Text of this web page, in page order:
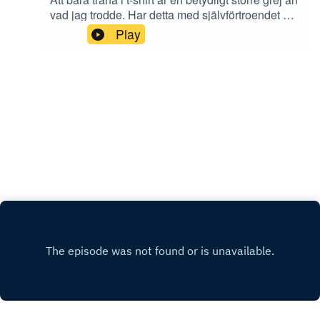
vad jag trodde. Har detta med självförtroendet att
göra eller hur gör jag för att komma ur den?
Play